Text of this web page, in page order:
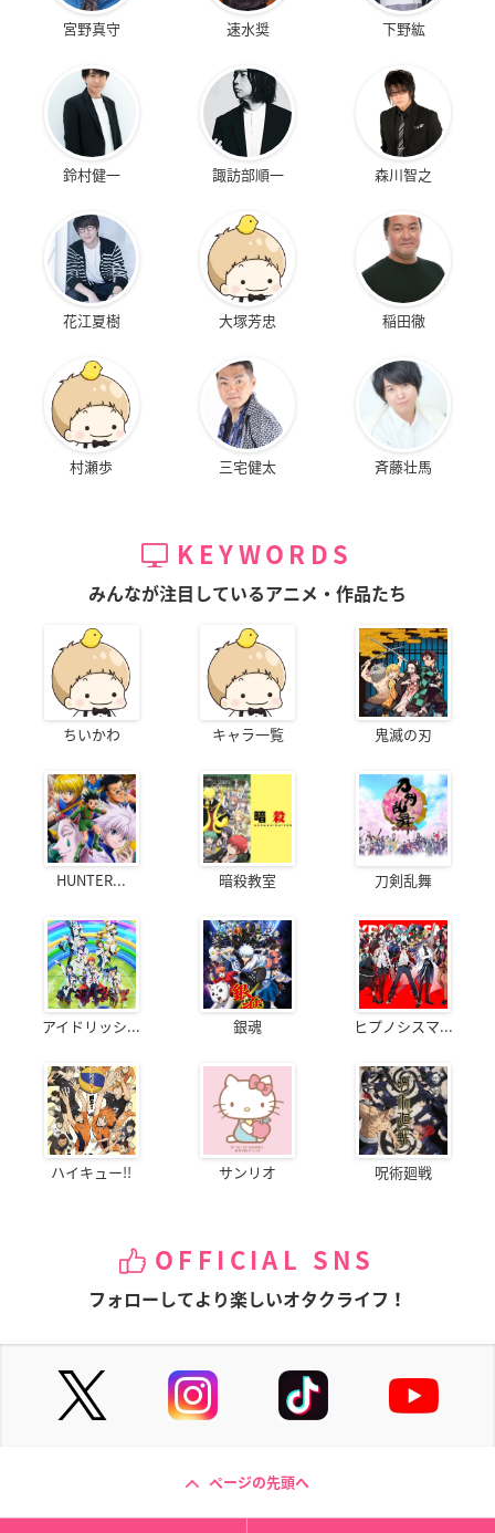
宮野真守 速水奨 下野紘
鈴村健一 諏訪部順一 森川智之
花江夏樹 大塚芳忠 稲田徹
村瀬歩 三宅健太 斉藤壮馬
KEYWORDS
みんなが注目しているアニメ・作品たち
ちいかわ キャラ一覧 鬼滅の刃
HUNTER... 暗殺教室 刀剣乱舞
アイドリッシ... 銀魂 ヒプノシスマ...
ハイキュー!! サンリオ 呪術廻戦
OFFICIAL SNS
フォローしてより楽しいオタクライフ！
ページの先頭へ